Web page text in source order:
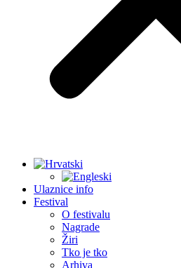
Ulaznice info
Festival
O festivalu
Nagrade
Žiri
Tko je tko
Arhiva